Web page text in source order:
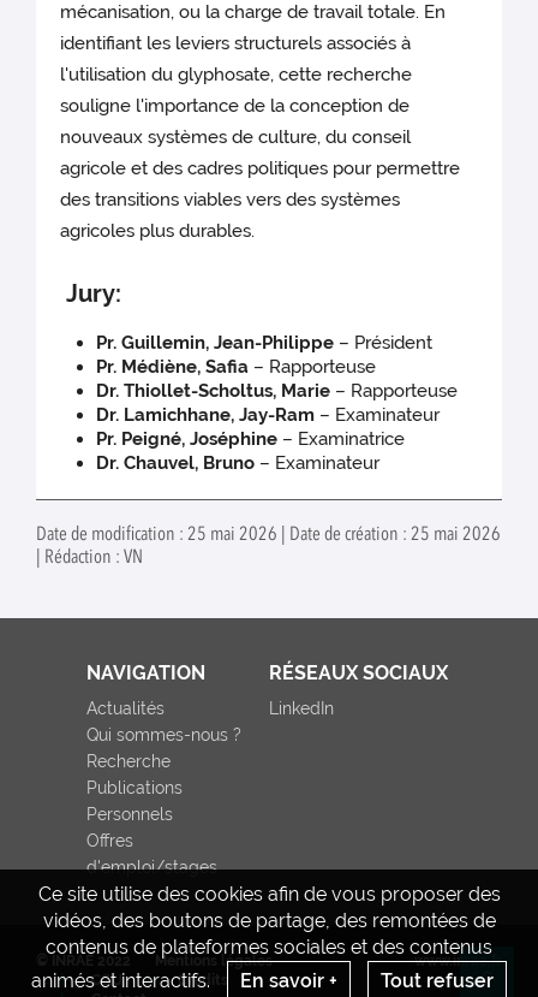
mécanisation, ou la charge de travail totale. En
identifiant les leviers structurels associés à
l'utilisation du glyphosate, cette recherche
souligne l'importance de la conception de
nouveaux systèmes de culture, du conseil
agricole et des cadres politiques pour permettre
des transitions viables vers des systèmes
agricoles plus durables.
Jury:
Pr. Guillemin, Jean-Philippe – Président
Pr. Médiène, Safia – Rapporteuse
Dr. Thiollet-Scholtus, Marie – Rapporteuse
Dr. Lamichhane, Jay-Ram – Examinateur
Pr. Peigné, Joséphine – Examinatrice
Dr. Chauvel, Bruno – Examinateur
Date de modification : 25 mai 2026 | Date de création : 25 mai 2026
| Rédaction : VN
Ce site utilise des cookies afin de vous proposer des
vidéos, des boutons de partage, des remontées de
contenus de plateformes sociales et des contenus
animés et interactifs.
En savoir + Tout refuser
NAVIGATION
Actualités
Qui sommes-nous ?
Recherche
Publications
Personnels
Offres
d'emploi/stages
RÉSEAUX SOCIAUX
LinkedIn
Mentions légales
CGU
Crédits
www.inrae.fr